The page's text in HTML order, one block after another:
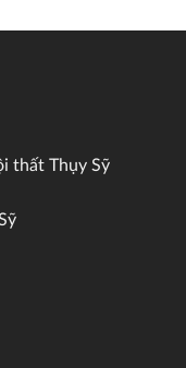
thất Thụy Sỹ